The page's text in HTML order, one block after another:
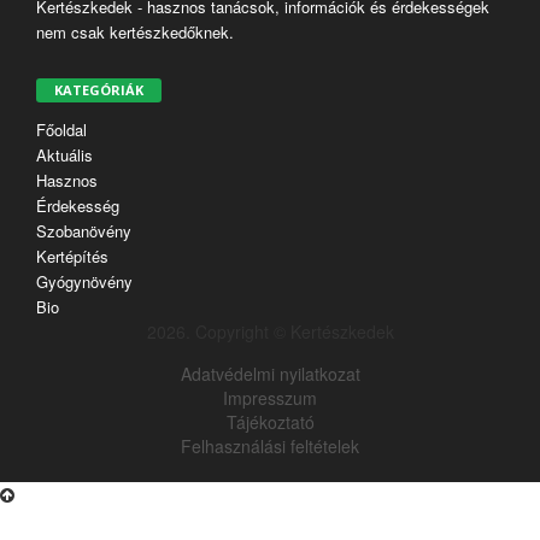
Kertészkedek - hasznos tanácsok, információk és érdekességek
nem csak kertészkedőknek.
KATEGÓRIÁK
Főoldal
Aktuális
Hasznos
Érdekesség
Szobanövény
Kertépítés
Gyógynövény
Bio
Adatvédelmi nyilatkozat
Impresszum
Tájékoztató
Felhasználási feltételek